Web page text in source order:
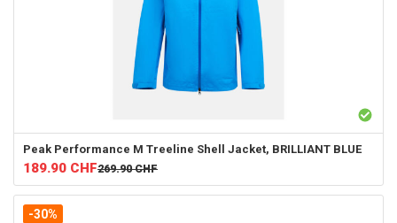
Peak Performance M Treeline Shell Jacket, BRILLIANT BLUE
189.90 CHF269.90 CHF
-30%